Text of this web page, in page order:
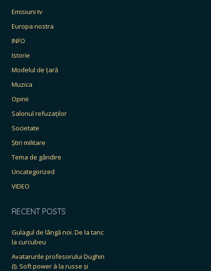
Emisiuni tv
Europa nostra
INFO
Istorie
Modelul de țară
Muzica
Opinii
Salonul refuzaților
Societate
Știri militare
Tema de gândire
Uncategorized
VIDEO
RECENT POSTS
Gulagul de lângă noi. De la tanc
la curcubeu
Avatarurile profesorului Dughin
(I). Soft power à la russe și